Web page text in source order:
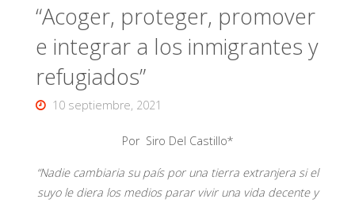
“Acoger, proteger, promover
e integrar a los inmigrantes y
refugiados”
10 septiembre, 2021
Por Siro Del Castillo*
“Nadie cambiaria su país por una tierra extranjera si el
suyo le diera los medios parar vivir una vida decente y